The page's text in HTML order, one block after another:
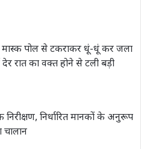
मास्क पोल से टकराकर धूं-धूं कर जला
रात का वक्त होने से टली बड़ी
निर्धारित मानकों के अनुरूप
चालान